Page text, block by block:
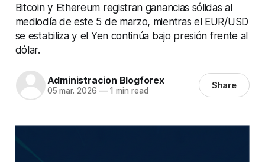
Bitcoin y Ethereum registran ganancias sólidas al
mediodía de este 5 de marzo, mientras el EUR/USD
se estabiliza y el Yen continúa bajo presión frente al
dólar.
Administracion Blogforex
05 mar. 2026 —1 min read Share